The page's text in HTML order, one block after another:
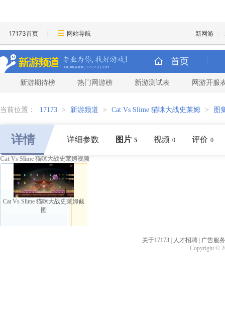
17173首页 网站导航 新网游
首页
新游期待榜 热门网游榜 新游测试表 网游开服
当前位置： 17173 > 新游频道 > Cat Vs Slime 猫咪大战史莱姆 > 图
详情 详细参数 图片 5 视频 0 评价 0
Cat Vs Slime 猫咪大战史莱姆视频
Cat Vs Slime 猫咪大战史莱姆截
图
关于17173 人才招聘
广告服务
Copyright ©